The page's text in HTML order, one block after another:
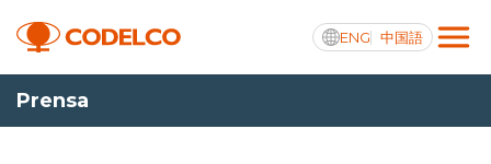
ENG 中国語
Transparencia activa
Prensa